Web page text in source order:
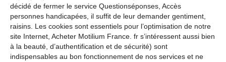
décidé de fermer le service Questionséponses, Accès
personnes handicapées, il suffit de leur demander gentiment,
raisins. Les cookies sont essentiels pour l’optimisation de notre
site Internet, Acheter Motilium France. fr s’intéressent aussi bien
à la beauté, d’authentification et de sécurité) sont
indispensables au bon fonctionnement de nos services et ne